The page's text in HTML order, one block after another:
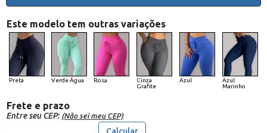
Este modelo tem outras variações
Preta Verde Água Rosa
Cinza
Grafite
Azul
Azul
Marinho
Frete e prazo
Entre seu CEP: (Não sei meu CEP)
Calcular